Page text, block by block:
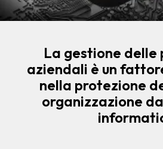
La gestione delle
aziendali è un
nella protezione
organizzazione